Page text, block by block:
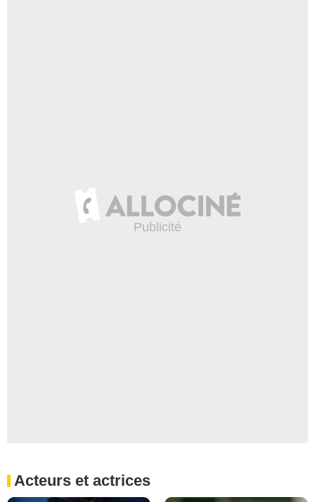
Acteurs et actrices